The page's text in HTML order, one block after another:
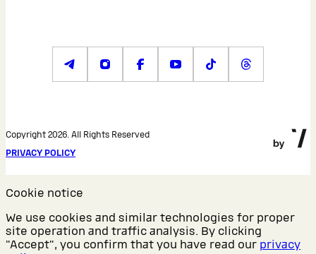
Copyright 2026. All Rights Reserved
PRIVACY POLICY
Cookie notice
We use cookies and similar technologies for proper
site operation and traffic analysis. By clicking
"Accept", you confirm that you have read our privacy